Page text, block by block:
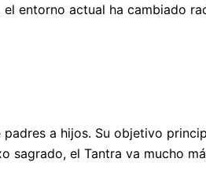
entorno actual ha cambiado
a hijos. Su objetivo
el Tantra va mucho